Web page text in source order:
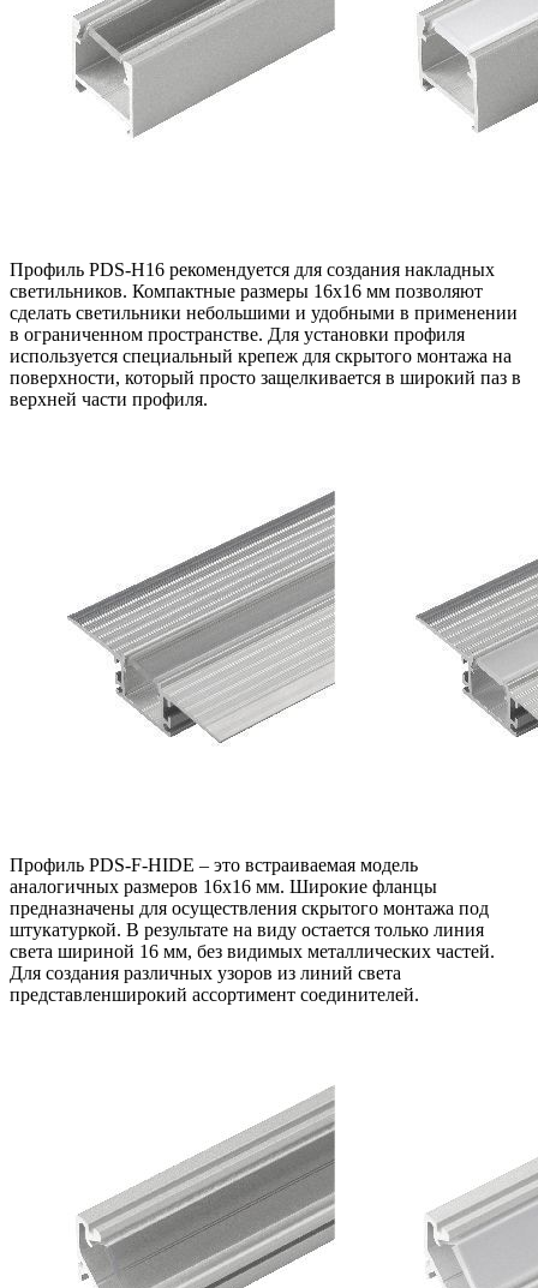
Профиль PDS-H16 рекомендуется для создания накладных
светильников. Компактные размеры 16х16 мм позволяют
сделать светильники небольшими и удобными в применении
в ограниченном пространстве. Для установки профиля
используется специальный крепеж для скрытого монтажа на
поверхности, который просто защелкивается в широкий паз в
верхней части профиля.
Профиль PDS-F-HIDE – это встраиваемая модель
аналогичных размеров 16х16 мм. Широкие фланцы
предназначены для осуществления скрытого монтажа под
штукатуркой. В результате на виду остается только линия
света шириной 16 мм, без видимых металлических частей.
Для создания различных узоров из линий света
представленширокий ассортимент соединителей.